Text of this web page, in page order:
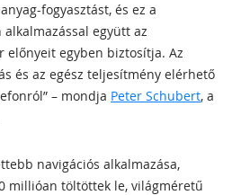
fogyasztást, és ez a
együtt az
előnyeit egyben biztosítja. Az
és az egész teljesítmény elérhető
– mondja Peter Schubert, a
navigációs alkalmazása,
millióan töltöttek le, világméretű